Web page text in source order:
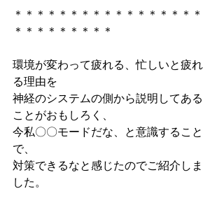
＊＊＊＊＊＊＊＊＊＊＊＊＊＊＊＊＊
＊＊＊＊＊＊＊＊＊
環境が変わって疲れる、忙しいと疲れ
る理由を
神経のシステムの側から説明してある
ことがおもしろく、
今私〇〇モードだな、と意識すること
で、
対策できるなと感じたのでご紹介しま
した。